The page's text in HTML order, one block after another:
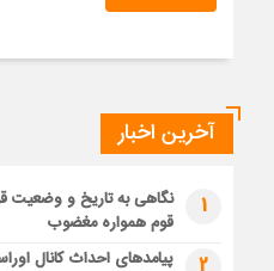
آخرین اخبار
1
نگاهی به تاریخ و وضعیت
قوم همواره مغضوب
پیامدهای احداث کانال